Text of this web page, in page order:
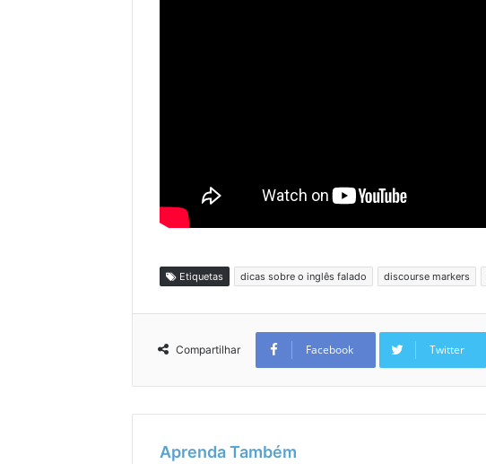
Etiquetas dicas sobre o inglês falado discourse markers
Compartilhar Facebook Twitter
Aprenda Também